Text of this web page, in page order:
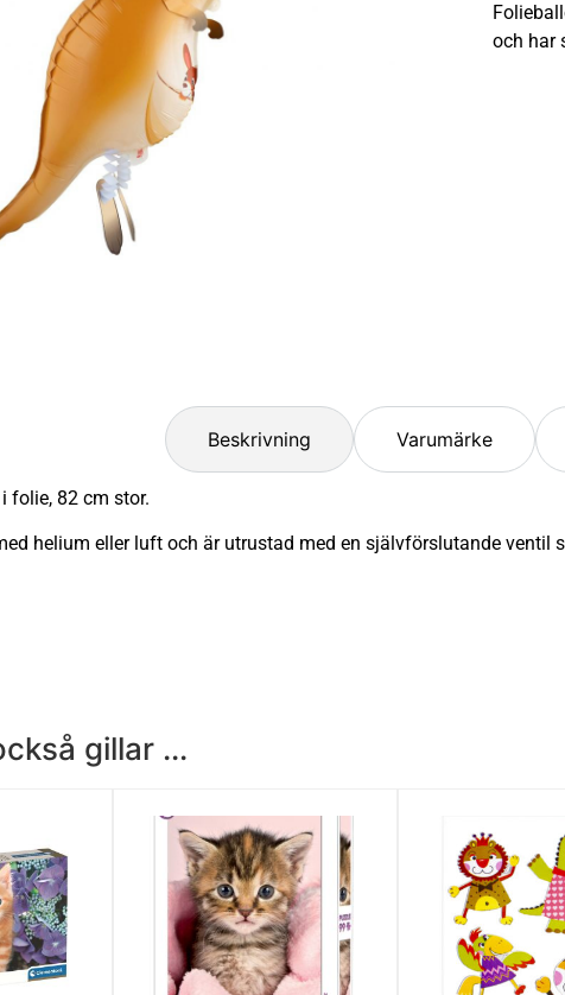
och har
Beskrivning Varumärke
folie, 82 cm stor.
helium eller luft och är utrustad med en självförslutande ventil
gillar ...